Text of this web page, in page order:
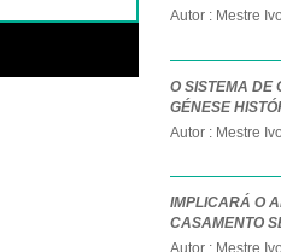
Autor : Mestre
O SISTEMA DE
GÉNESE
Autor : Mestre
IMPLICARÁ O
CASAMENTO
Autor : Mestre